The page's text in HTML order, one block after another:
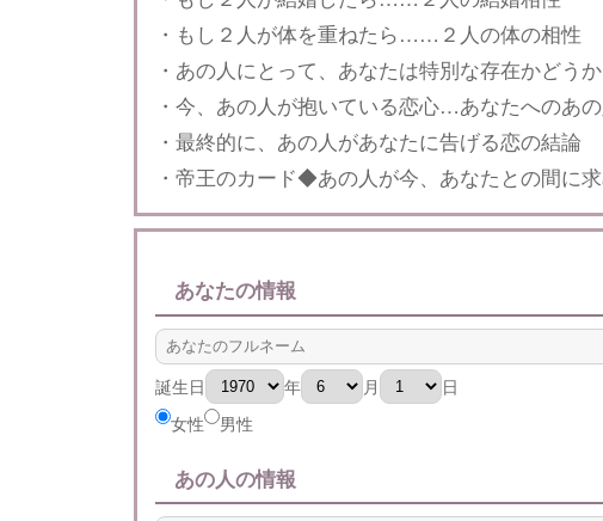
・もし２人が体を重ねたら……２人の体の相性
・あの人にとって、あなたは特別な存在かどうか
・今、あの人が抱いている恋心…あなたへのあ
・最終的に、あの人があなたに告げる恋の結論
・帝王のカード◆あの人が今、あなたとの間に
あなたの情報
誕生日 年 月
日
女性
男性
あの人の情報